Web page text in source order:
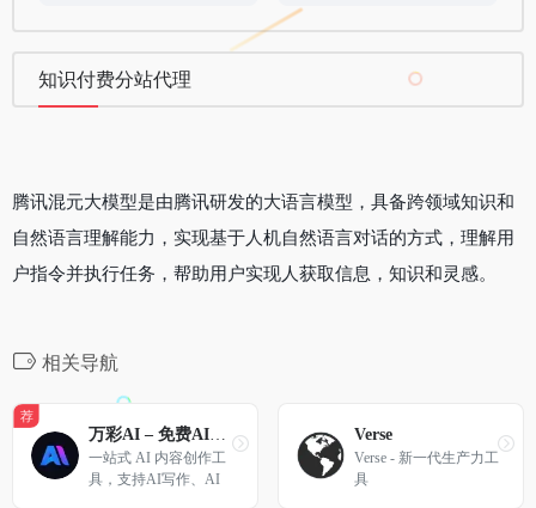
知识付费分站代理
腾讯混元大模型是由腾讯研发的大语言模型，具备跨领域知识和
自然语言理解能力，实现基于人机自然语言对话的方式，理解用
户指令并执行任务，帮助用户实现人获取信息，知识和灵感。
相关导航
荐
万彩AI – 免费AI生成视频
一站式 AI 内容创作工
具，支持AI写作、AI
Verse
Verse - 新一代生产力工
具